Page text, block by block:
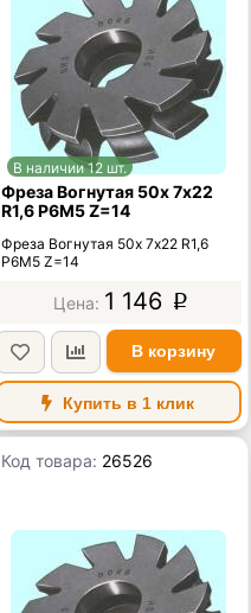
В наличии 12 шт.
Фреза Вогнутая 50х 7х22
R1,6 Р6М5 Z=14
Фреза Вогнутая 50х 7х22 R1,6
Р6М5 Z=14
1 146 p
В корзину
Купить в 1 клик
Код товара: 26526